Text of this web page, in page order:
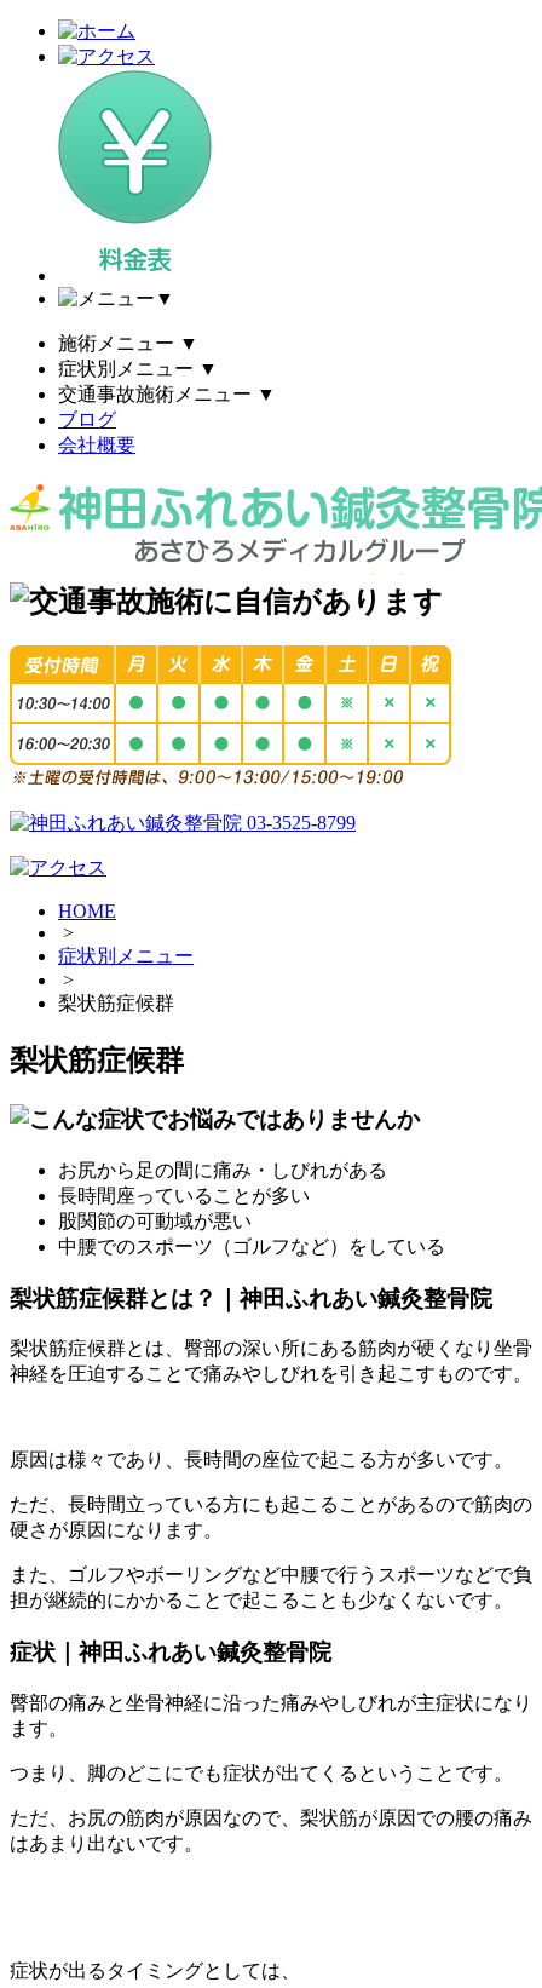
▼
施術メニュー ▼
症状別メニュー ▼
交通事故施術メニュー ▼
ブログ
会社概要
HOME
>
症状別メニュー
>
梨状筋症候群
梨状筋症候群
お尻から足の間に痛み・しびれがある
長時間座っていることが多い
股関節の可動域が悪い
中腰でのスポーツ（ゴルフなど）をしている
梨状筋症候群とは？｜神田ふれあい鍼灸整骨院
梨状筋症候群とは、臀部の深い所にある筋肉が硬くなり坐骨
神経を圧迫することで痛みやしびれを引き起こすものです。
原因は様々であり、長時間の座位で起こる方が多いです。
ただ、長時間立っている方にも起こることがあるので筋肉の
硬さが原因になります。
また、ゴルフやボーリングなど中腰で行うスポーツなどで負
担が継続的にかかることで起こることも少なくないです。
症状｜神田ふれあい鍼灸整骨院
臀部の痛みと坐骨神経に沿った痛みやしびれが主症状になり
ます。
つまり、脚のどこにでも症状が出てくるということです。
ただ、お尻の筋肉が原因なので、梨状筋が原因での腰の痛み
はあまり出ないです。
症状が出るタイミングとしては、